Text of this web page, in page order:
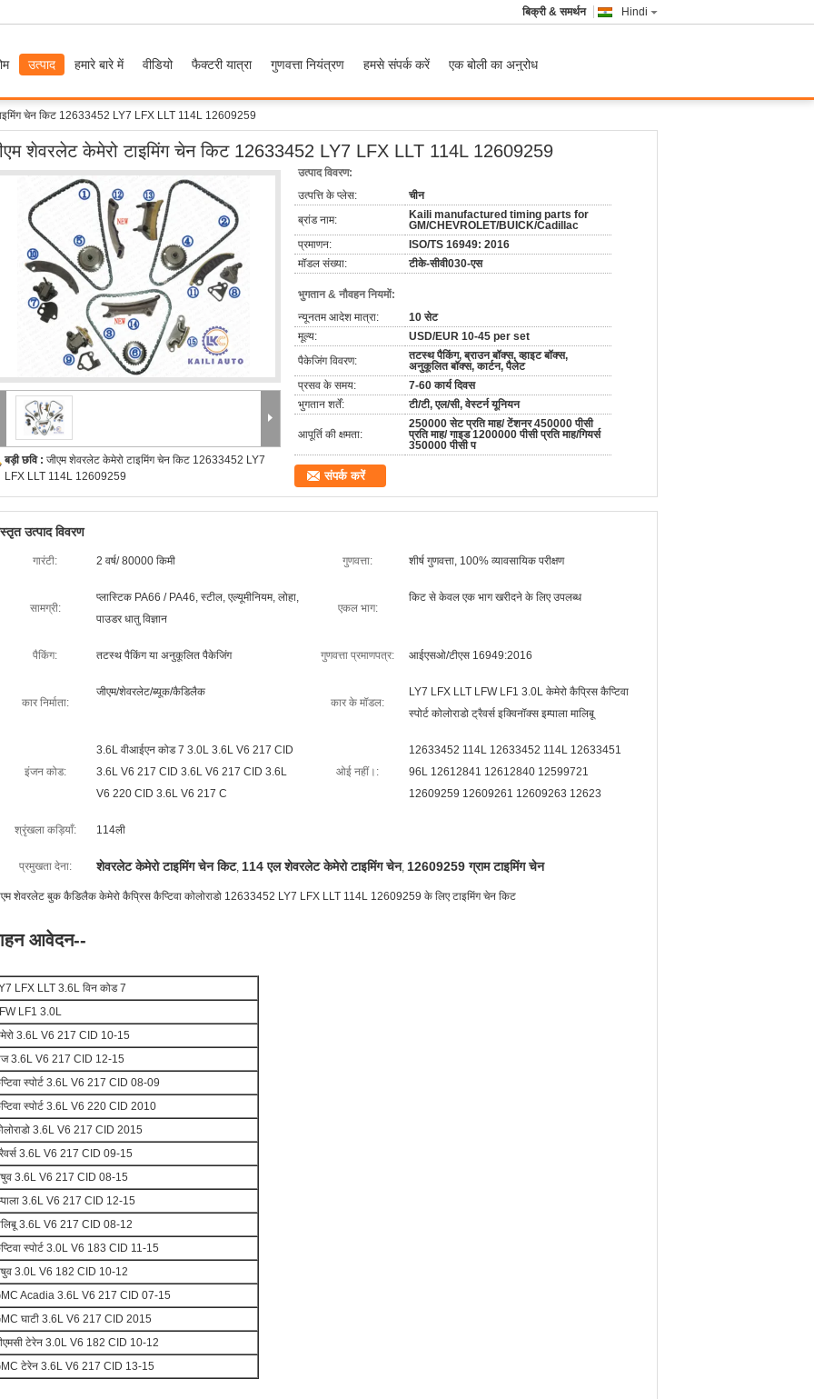
Hindi
बिक्री & समर्थन
उत्पाद हमारे बारे में वीडियो फैक्टरी यात्रा गुणवत्ता नियंत्रण हमसे संपर्क करें एक बोली का अनुरोध
चेन किट 12633452 LY7 LFX LLT 114L 12609259
शेवरलेट केमेरो टाइमिंग चेन किट 12633452 LY7 LFX LLT 114L 12609259
बड़ी छवि : जीएम शेवरलेट केमेरो टाइमिंग चेन किट 12633452 LY7
LFX LLT 114L 12609259
उत्पाद विवरण:
उत्पत्ति के प्लेस:
चीन
ब्रांड नाम:
Kaili manufactured timing parts for
GM/CHEVROLET/BUICK/Cadillac
प्रमाणन:
ISO/TS 16949: 2016
मॉडल संख्या:
टीके-सीवी030-एस
भुगतान & नौवहन नियमों:
न्यूनतम आदेश मात्रा:
10 सेट
मूल्य:
USD/EUR 10-45 per set
पैकेजिंग विवरण:
तटस्थ पैकिंग, ब्राउन बॉक्स, व्हाइट बॉक्स,
अनुकूलित बॉक्स, कार्टन, पैलेट
प्रसव के समय:
7-60 कार्य दिवस
भुगतान शर्तें:
टी/टी, एल/सी, वेस्टर्न यूनियन
आपूर्ति की क्षमता:
250000 सेट प्रति माह/ टेंशनर 450000 पीसी
प्रति माह/ गाइड 1200000 पीसी प्रति माह/गियर्स
350000 पीसी प
संपर्क करें
उत्पाद विवरण
गारंटी: 2 वर्ष/ 80000 किमी गुणवत्ता: शीर्ष गुणवत्ता, 100% व्यावसायिक परीक्षण
सामग्री:
प्लास्टिक PA66 / PA46, स्टील, एल्यूमीनियम, लोहा,
पाउडर धातु विज्ञान
एकल भाग:
किट से केवल एक भाग खरीदने के लिए उपलब्ध
पैकिंग: तटस्थ पैकिंग या अनुकूलित पैकेजिंग गुणवत्ता प्रमाणपत्र: आईएसओ/टीएस 16949:2016
कार निर्माता:
जीएम/शेवरलेट/ब्यूक/कैडिलैक
कार के मॉडल:
LY7 LFX LLT LFW LF1 3.0L केमेरो कैप्रिस कैप्टिवा
स्पोर्ट कोलोराडो ट्रैवर्स इक्विनॉक्स इम्पाला मालिबू
इंजन कोड:
3.6L वीआईएन कोड 7 3.0L 3.6L V6 217 CID
3.6L V6 217 CID 3.6L V6 217 CID 3.6L
V6 220 CID 3.6L V6 217 C
ओई नहीं।:
12633452 114L 12633452 114L 12633451
96L 12612841 12612840 12599721
12609259 12609261 12609263 12623
श्रृंखला कड़ियाँ: 114ली
प्रमुखता देना: शेवरलेट केमेरो टाइमिंग चेन किट, 114 एल शेवरलेट केमेरो टाइमिंग चेन, 12609259 ग्राम टाइमिंग चेन
शेवरलेट बुक कैडिलैक केमेरो कैप्रिस कैप्टिवा कोलोराडो 12633452 LY7 LFX LLT 114L 12609259 के लिए टाइमिंग चेन किट
आवेदन--
LFX LLT 3.6L विन कोड 7
LF1 3.0L
3.6L V6 217 CID 10-15
3.6L V6 217 CID 12-15
स्पोर्ट 3.6L V6 217 CID 08-09
स्पोर्ट 3.6L V6 220 CID 2010
3.6L V6 217 CID 2015
3.6L V6 217 CID 09-15
3.6L V6 217 CID 08-15
3.6L V6 217 CID 12-15
3.6L V6 217 CID 08-12
स्पोर्ट 3.0L V6 183 CID 11-15
3.0L V6 182 CID 10-12
Acadia 3.6L V6 217 CID 07-15
घाटी 3.6L V6 217 CID 2015
टेरेन 3.0L V6 182 CID 10-12
टेरेन 3.6L V6 217 CID 13-15